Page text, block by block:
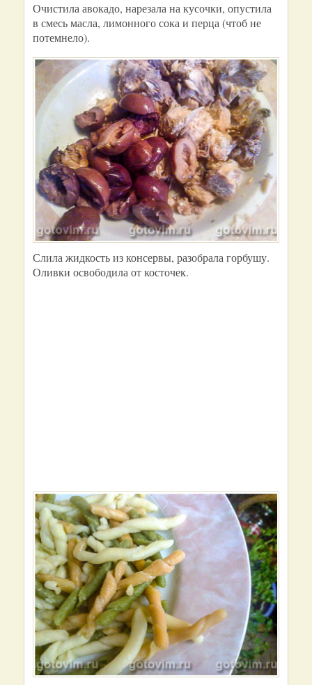
Очистила авокадо, нарезала на кусочки, опустила
в смесь масла, лимонного сока и перца (чтоб не
потемнело).
Слила жидкость из консервы, разобрала горбушу.
Оливки освободила от косточек.